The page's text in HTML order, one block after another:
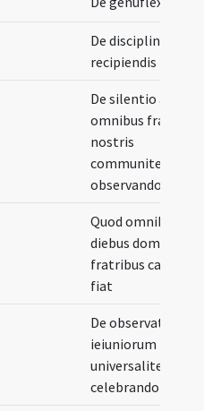
De disciplinis
recipiendis
De silentio ab
omnibus fratribus
nostris
communiter
observando
Quod omnibus
diebus dominicis
fratribus
fiat
De observatione
ieiuniorum
universaliter
celebrandorum